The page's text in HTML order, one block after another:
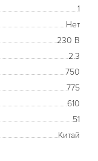
1
Нет
230 В
2.3
750
775
610
51
Китай